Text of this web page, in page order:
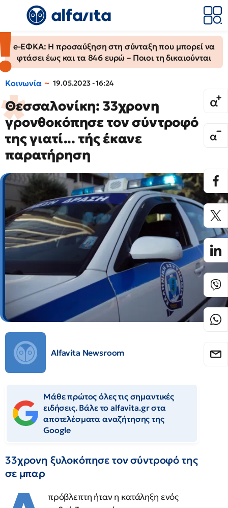
e-ΕΦΚΑ: Η προσαύξηση στη σύνταξη που μπορεί να
φτάσει έως και τα 846 ευρώ – Ποιοι τη δικαιούνται
Κοινωνία 19.05.2023 - 16:24
Θεσσαλονίκη: 33χρονη
γρονθοκόπησε τον σύντροφό
της γιατί... τής έκανε
παρατήρηση
Alfavita Newsroom
Μάθε πρώτος όλες τις σημαντικές
ειδήσεις. Βάλε το alfavita.gr στα
αποτελέσματα αναζήτησης της
Google
33χρονη ξυλοκόπησε τον σύντροφό της
σε μπαρ
πρόβλεπτη ήταν η κατάληξη ενός